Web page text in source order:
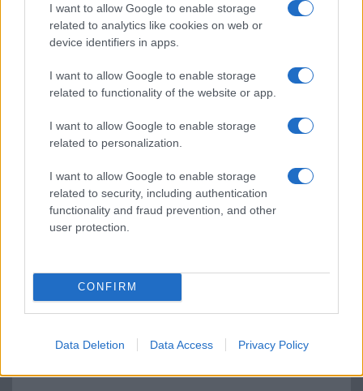
I want to allow Google to enable storage
related to analytics like cookies on web or
device identifiers in apps.
I want to allow Google to enable storage
related to functionality of the website or app.
I want to allow Google to enable storage
related to personalization.
I want to allow Google to enable storage
related to security, including authentication
functionality and fraud prevention, and other
user protection.
CONFIRM
Data Deletion Data Access Privacy Policy
350.000 Ft (új)
Samsung Galaxy S26
Nelly GSM